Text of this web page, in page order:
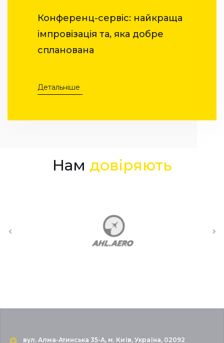
Конференц-сервіс: найкраща
імпровізація та, яка добре
спланована
Детальніше
Нам довіряють
вул. Алма-Атинська 35-А, м. Київ, Україна, 02092